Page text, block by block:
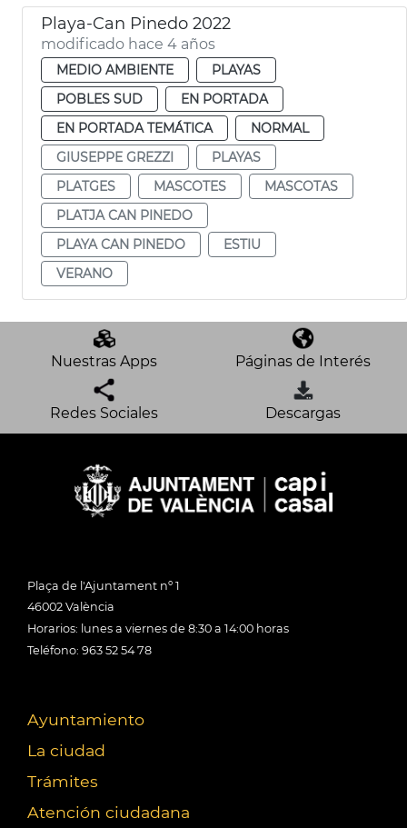
Playa-Can Pinedo 2022
modificado hace 4 años
MEDIO AMBIENTE
PLAYAS
POBLES SUD
EN PORTADA
EN PORTADA TEMÁTICA
NORMAL
GIUSEPPE GREZZI
PLAYAS
PLATGES
MASCOTES
MASCOTAS
PLATJA CAN PINEDO
PLAYA CAN PINEDO
ESTIU
VERANO
Nuestras Apps Páginas de Interés
Redes Sociales Descargas
Plaça de l'Ajuntament nº 1
46002 València
Horarios: lunes a viernes de 8:30 a 14:00 horas
Teléfono: 963 52 54 78
Ayuntamiento
La ciudad
Trámites
Atención ciudadana